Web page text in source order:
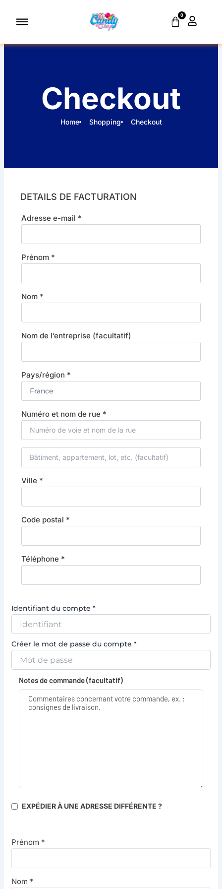
0
Panier
Checkout
Home Shopping Checkout
DETAILS DE FACTURATION
Adresse e-mail *
Prénom *
Nom *
Nom de l’entreprise (facultatif)
Pays/région *
Numéro et nom de rue *
Ville *
Code postal *
Téléphone *
Identifiant du compte *
Créer le mot de passe du compte *
Notes de commande(facultatif)
EXPÉDIER À UNE ADRESSE DIFFÉRENTE ?
Prénom *
Nom *